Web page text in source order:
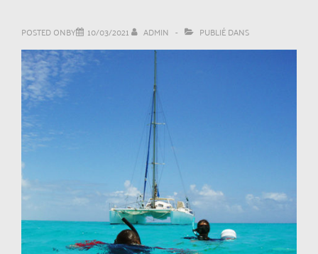
POSTED ONBY 10/03/2021 ADMIN PUBLIÉ DANS